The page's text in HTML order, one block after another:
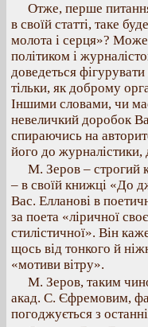
Отже, перше
в своїй статті, таке
молота і серця»? Може
політиком і
доведеться
тільки, як доброму
Іншими словами, чи
невеличкий доробок
спираючись на
його до журналістики,
М. Зеров – строгий
– в своїй книжці «До
Вас. Елланові в
за поета «ліричної
стилістичної». Він
щось від тонкого й
«мотиви вітру».
М. Зеров, таким
акад. С. Єфремовим,
погоджується з